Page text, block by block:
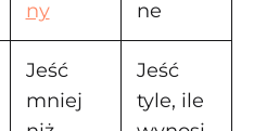
ny
ne
Jeść
mniej
Jeść
tyle, ile